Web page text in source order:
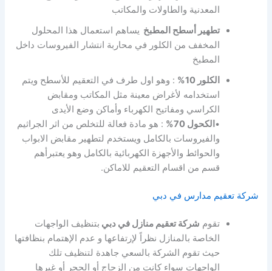
المعدنية والطاولات والمكاتب
تطهير أسطح المطبخ يساهم استعمال هذا المحلول
المخفف من الكلور في محاربة انتشار الفيروسات داخل
المطبخ
الكلور 10%
: وهو اول طرف في التعقيم للأسطح ويتم
استخدامه لأغراض معينة مثل المكاتب ومقابض
الكراسي ومفاتيح الكهرباء وأماكن وضع الأيدى
• الكحول 70%
: هو مادة فعالة للتخلص من اثر الجراثيم
والفيروسات بالكامل ويستخدم لتطهير مقابض الابواب
والحوائط والأجهزة الكهربائية بالكامل وهو يعتبرأهم
قسم من اقسام التعقيم للاماكن.
شركة تعقيم مدارس في دبي
تقوم شركة تعقيم منازل في دبي بتنظيف الواجهات
الخاصة بالمنازل نظراً لإرتفاعها و عدم الإهتمام بنظافتها
حيث تقوم الشركة بالسعي جاهدة لتنظيف تلك
الواجهات سواء كانت من الزجاج أو الحجر أو غيرها